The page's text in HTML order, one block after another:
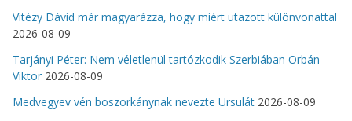
Vitézy Dávid már magyarázza, hogy miért utazott különvonattal
2026-08-09
Tarjányi Péter: Nem véletlenül tartózkodik Szerbiában Orbán
Viktor 2026-08-09
Medvegyev vén boszorkánynak nevezte Ursulát 2026-08-09